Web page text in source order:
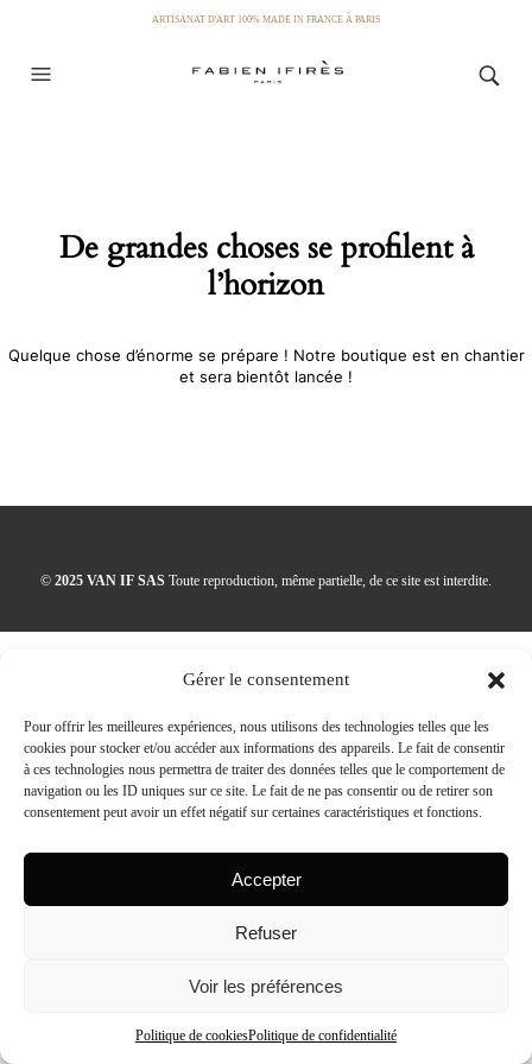
Gérer le consentement
Pour offrir les meilleures expériences, nous utilisons des technologies telles que les
cookies pour stocker et/ou accéder aux informations des appareils. Le fait de consentir
à ces technologies nous permettra de traiter des données telles que le comportement de
navigation ou les ID uniques sur ce site. Le fait de ne pas consentir ou de retirer son
consentement peut avoir un effet négatif sur certaines caractéristiques et fonctions.
Accepter
Refuser
Voir les préférences
Politique de cookiesPolitique de confidentialité
ARTISANAT D'ART 100% MADE IN FRANCE À PARIS
De grandes choses se profilent à
l’horizon
Quelque chose d’énorme se prépare ! Notre boutique est en chantier
et sera bientôt lancée !
© 2025 VAN IF SAS Toute reproduction, même partielle, de ce site est interdite.